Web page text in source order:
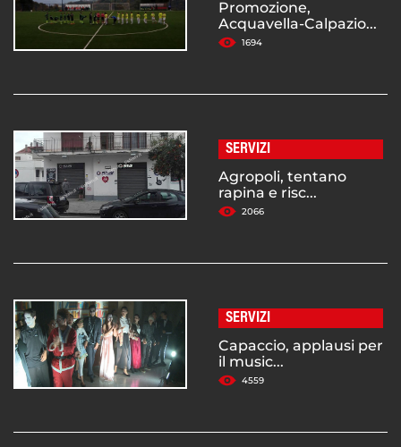
Promozione,
Acquavella-Calpazio...
1694
SERVIZI
Agropoli, tentano
rapina e risc...
2066
SERVIZI
Capaccio, applausi per
il music...
4559